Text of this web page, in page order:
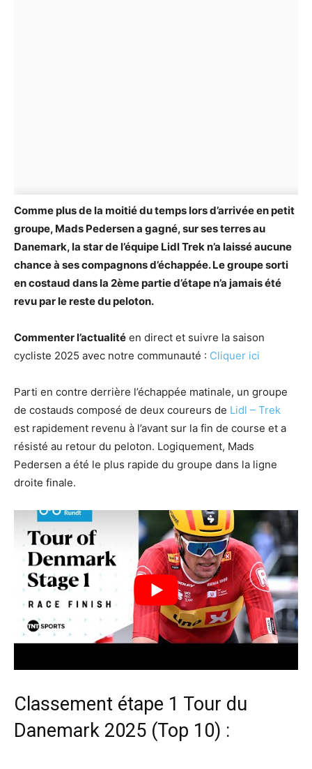
Comme plus de la moitié du temps lors d’arrivée en petit
groupe, Mads Pedersen a gagné, sur ses terres au
Danemark, la star de l’équipe Lidl Trek n’a laissé aucune
chance à ses compagnons d’échappée. Le groupe sorti
en costaud dans la 2ème partie d’étape n’a jamais été
revu par le reste du peloton.
Commenter l’actualité en direct et suivre la saison
cycliste 2025 avec notre communauté : Cliquer ici
Parti en contre derrière l’échappée matinale, un groupe
de costauds composé de deux coureurs de Lidl – Trek
est rapidement revenu à l’avant sur la fin de course et a
résisté au retour du peloton. Logiquement, Mads
Pedersen a été le plus rapide du groupe dans la ligne
droite finale.
Classement étape 1 Tour du
Danemark 2025 (Top 10) :